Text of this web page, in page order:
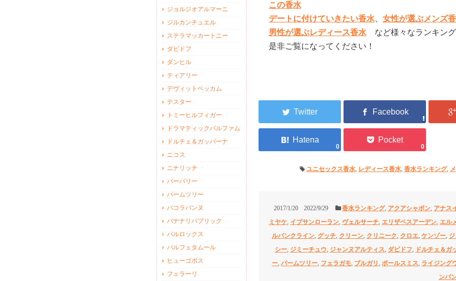
この香水
デートに付けていきたい香水
女性が選ぶメンズ
男性が選ぶレディース香水 など様々なランキング
是非ご覧になってください！
0 0
ユニセックス香水, レディース香水, 香水ランキング,
2017/1/20 2022/9/29 香水ランキング, アクアシャボン, アナス
ミヤケ, イブサンローラン, ヴェルサーチ, エリザベスアーデン, エル
ルバンクライン, グッチ, クリーン, クリニーク, クロエ, ケンゾー,
シー, ジミーチュウ, ジャンヌアルティス, ダビドフ, ドルチェ＆ガ
ー, パームツリー, フェラガモ, ブルガリ, ポールスミス, ライジング
ンバ
ジョルジオアルマーニ
ジルカンチュエル
ステラマッカートニー
ダビドフ
ダンヒル
ティアリー
デヴィットベッカム
テスター
トミーヒルフィガー
ドラマティックパルファム
ドルチェ＆ガッバーナ
ニコス
ニナリッチ
バーバリー
パームツリー
パコラバンヌ
バナナリパブリック
パルロックス
パルフェタムール
ヒューゴボス
フェラーリ